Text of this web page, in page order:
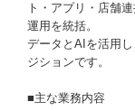
ト・アプリ・店舗
運用を統括。
データとAIを活用
ジションです。
■主な業務内容